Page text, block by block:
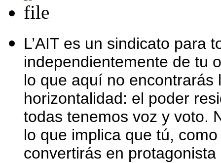
L’AIT es un sindicato para
independientemente de tu
lo que aquí no
horizontalidad: el poder
todas tenemos voz y voto.
lo que implica que tú,
convertirás en